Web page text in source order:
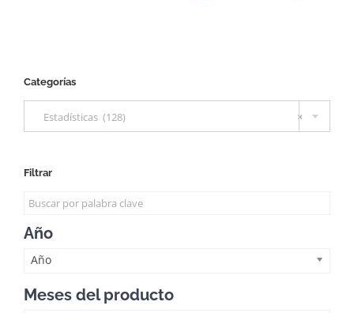
Categorías
×
Estadísticas (128)
Filtrar
Año
Año
Meses del producto